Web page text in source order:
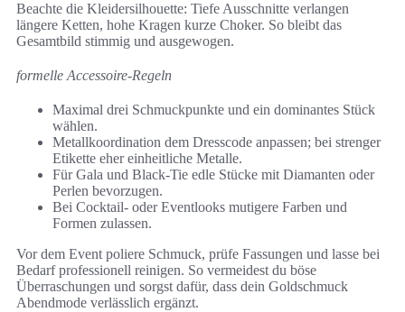
Beachte die Kleidersilhouette: Tiefe Ausschnitte verlangen
längere Ketten, hohe Kragen kurze Choker. So bleibt das
Gesamtbild stimmig und ausgewogen.
formelle Accessoire-Regeln
Maximal drei Schmuckpunkte und ein dominantes Stück
wählen.
Metallkoordination dem Dresscode anpassen; bei strenger
Etikette eher einheitliche Metalle.
Für Gala und Black-Tie edle Stücke mit Diamanten oder
Perlen bevorzugen.
Bei Cocktail- oder Eventlooks mutigere Farben und
Formen zulassen.
Vor dem Event poliere Schmuck, prüfe Fassungen und lasse bei
Bedarf professionell reinigen. So vermeidest du böse
Überraschungen und sorgst dafür, dass dein Goldschmuck
Abendmode verlässlich ergänzt.